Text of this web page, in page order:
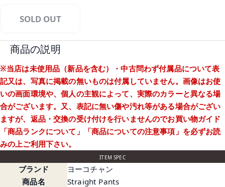
SOLD OUT
商品の説明
※当店は未使用品（新品を含む）・中古問わず付属品について表
記又は、写真に掲載の無いものは付属していません。画像はお使
いの画面環境や、個人の主観によって、実際のカラーと異なる場
合がございます。又、表記に無い傷や汚れ等がある場合がござい
ますが、返品・交換の受け付けを行いませんのでお買い物ガイド
「商品ランクについて」
「商品についての注意事項」 を必ずお読
みの上ご利用下さい。
ITEM SPEC
ブランド
ヨーコチャン
商品名
Straight Pants